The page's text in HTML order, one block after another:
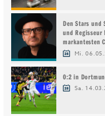
Den Stars und
und
markantesten
Mi.
0:2 in
Sa.